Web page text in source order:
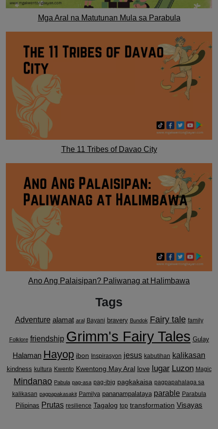
Mga Aral na Matutunan Mula sa Parabula
The 11 Tribes of Davao City
Ano Ang Palaisipan? Paliwanag at Halimbawa
Tags
Adventure alamat aral Bayani bravery Bundok Fairy tale family
Folklore friendship Grimm's Fairy Tales Gulay
Halaman Hayop ibon Inspirasyon jesus kabutihan kalikasan
kindness kultura Kwento Kwentong May Aral love lugar Luzon Magic
Mindanao Pabula pag-asa pag-ibig pagkakaisa pagpapahalaga sa
kalikasan pagpapakasakit Pamilya pananampalataya parable Parabula
Pilipinas Prutas resilience Tagalog top transformation Visayas